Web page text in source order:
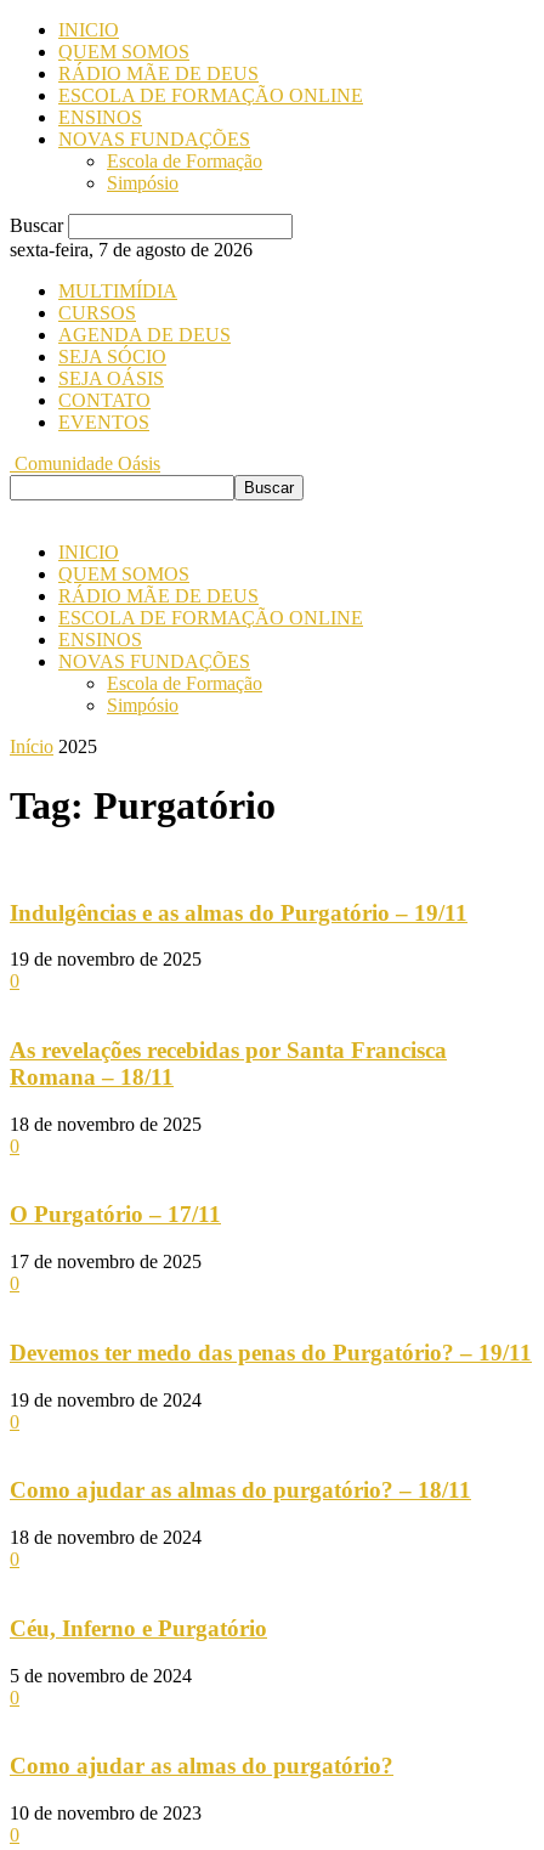
INICIO
QUEM SOMOS
RÁDIO MÃE DE DEUS
ESCOLA DE FORMAÇÃO ONLINE
ENSINOS
NOVAS FUNDAÇÕES
Escola de Formação
Simpósio
Buscar
sexta-feira, 7 de agosto de 2026
MULTIMÍDIA
CURSOS
AGENDA DE DEUS
SEJA SÓCIO
SEJA OÁSIS
CONTATO
EVENTOS
Comunidade Oásis
INICIO
QUEM SOMOS
RÁDIO MÃE DE DEUS
ESCOLA DE FORMAÇÃO ONLINE
ENSINOS
NOVAS FUNDAÇÕES
Escola de Formação
Simpósio
Início 2025
Tag: Purgatório
Indulgências e as almas do Purgatório – 19/11
19 de novembro de 2025
0
As revelações recebidas por Santa Francisca
Romana – 18/11
18 de novembro de 2025
0
O Purgatório – 17/11
17 de novembro de 2025
0
Devemos ter medo das penas do Purgatório? – 19/11
19 de novembro de 2024
0
Como ajudar as almas do purgatório? – 18/11
18 de novembro de 2024
0
Céu, Inferno e Purgatório
5 de novembro de 2024
0
Como ajudar as almas do purgatório?
10 de novembro de 2023
0